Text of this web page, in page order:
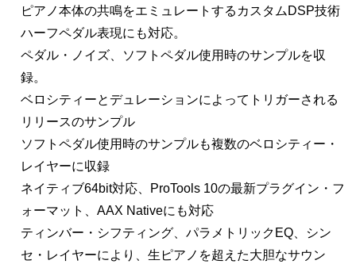
ピアノ本体の共鳴をエミュレートするカスタムDSP技術
ハーフペダル表現にも対応。
ペダル・ノイズ、ソフトペダル使用時のサンプルを収
録。
ベロシティーとデュレーションによってトリガーされる
リリースのサンプル
ソフトペダル使用時のサンプルも複数のベロシティー・
レイヤーに収録
ネイティブ64bit対応、ProTools 10の最新プラグイン・フ
ォーマット、AAX Nativeにも対応
ティンバー・シフティング、パラメトリックEQ、シン
セ・レイヤーにより、生ピアノを超えた大胆なサウン